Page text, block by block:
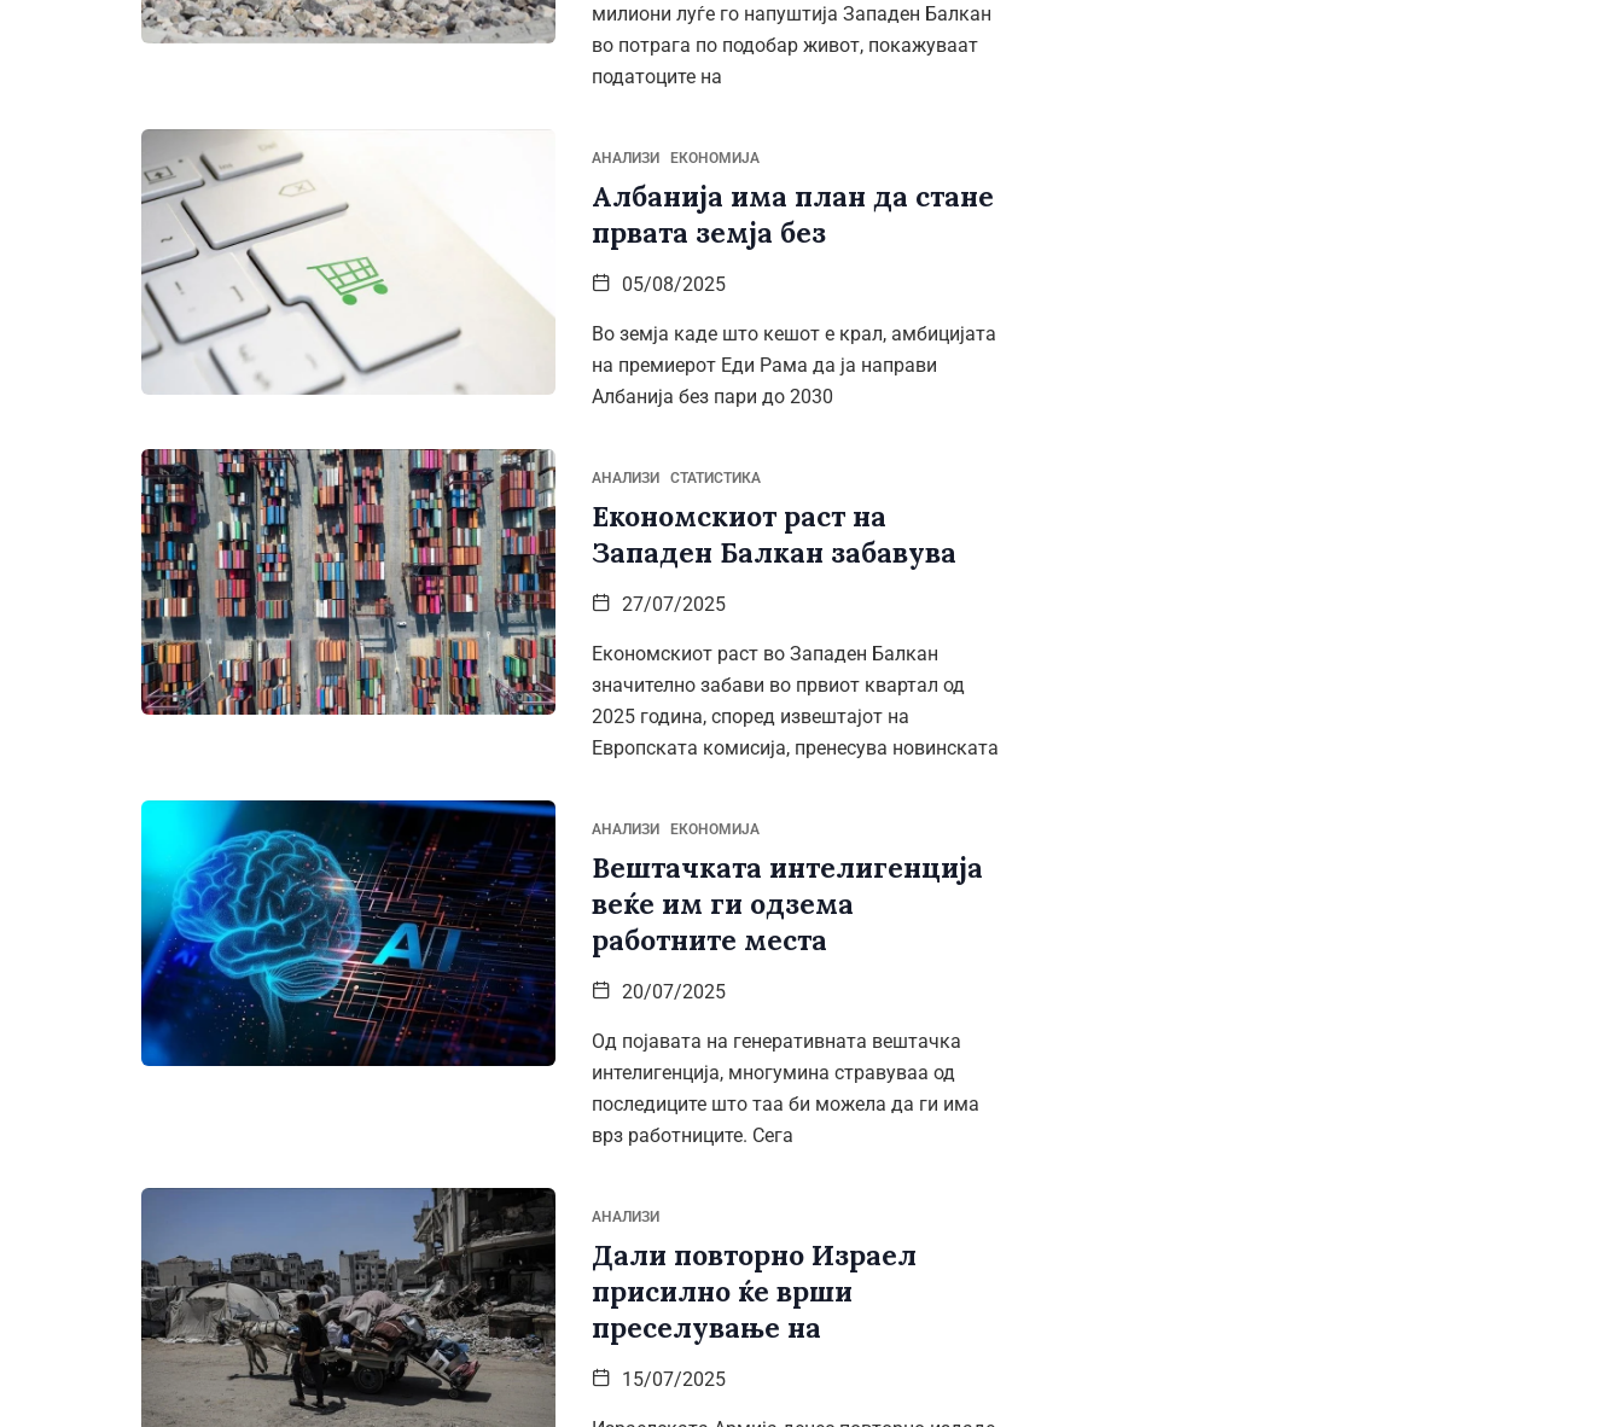
милиони луѓе го напуштија Западен Балкан
во потрага по подобар живот, покажуваат
податоците на
АНАЛИЗИ ЕКОНОМИЈА
Албанија има план да стане
првата земја без
05/08/2025
Во земја каде што кешот е крал, амбицијата
на премиерот Еди Рама да ја направи
Албанија без пари до 2030
АНАЛИЗИ СТАТИСТИКА
Економскиот раст на
Западен Балкан забавува
27/07/2025
Економскиот раст во Западен Балкан
значително забави во првиот квартал од
2025 година, според извештајот на
Европската комисија, пренесува новинската
АНАЛИЗИ ЕКОНОМИЈА
Вештачката интелигенција
веќе им ги одзема
работните места
20/07/2025
Од појавата на генеративната вештачка
интелигенција, многумина стравуваа од
последиците што таа би можела да ги има
врз работниците. Сега
АНАЛИЗИ
Дали повторно Израел
присилно ќе врши
преселување на
15/07/2025